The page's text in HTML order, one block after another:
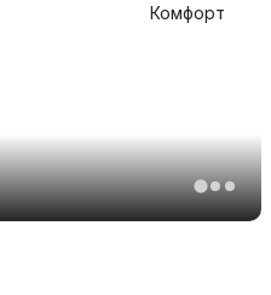
Комфорт